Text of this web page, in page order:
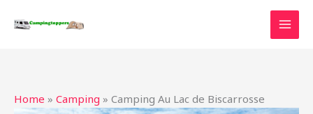
naar
Home » Camping » Camping Au Lac de Biscarrosse